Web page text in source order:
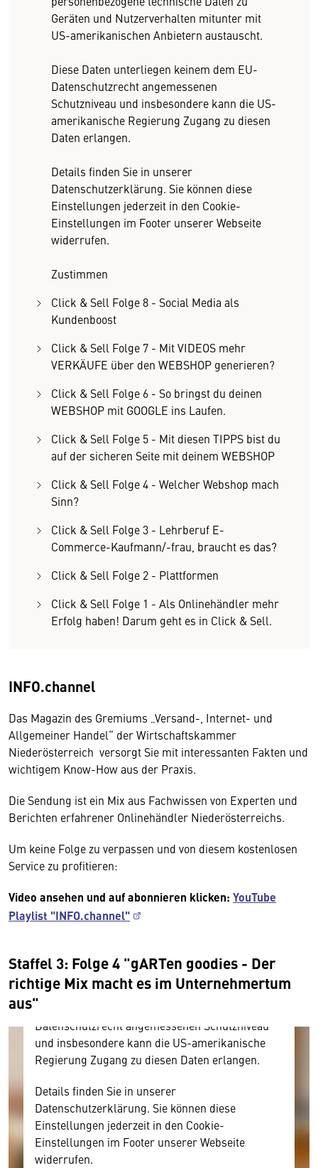
Geräten und Nutzerverhalten mitunter mit
US-amerikanischen Anbietern austauscht.
Diese Daten unterliegen keinem dem EU-
Datenschutzrecht angemessenen
Schutzniveau und insbesondere kann die US-
amerikanische Regierung Zugang zu diesen
Daten erlangen.
Details finden Sie in unserer
Datenschutzerklärung. Sie können diese
Einstellungen jederzeit in den Cookie-
Einstellungen im Footer unserer Webseite
widerrufen.
Zustimmen
Click & Sell Folge 8 - Social Media als
Kundenboost
Click & Sell Folge 7 - Mit VIDEOS mehr
VERKÄUFE über den WEBSHOP generieren?
Click & Sell Folge 6 - So bringst du deinen
WEBSHOP mit GOOGLE ins Laufen.
Click & Sell Folge 5 - Mit diesen TIPPS bist du
auf der sicheren Seite mit deinem WEBSHOP
Click & Sell Folge 4 - Welcher Webshop mach
Sinn?
Click & Sell Folge 3 - Lehrberuf E-
Commerce-Kaufmann/-frau, braucht es das?
Click & Sell Folge 2 - Plattformen
Click & Sell Folge 1 - Als Onlinehändler mehr
Erfolg haben! Darum geht es in Click & Sell.
INFO.channel
Das Magazin des Gremiums „Versand-, Internet- und
Allgemeiner Handel“ der Wirtschaftskammer
Niederösterreich versorgt Sie mit interessanten Fakten und
wichtigem Know-How aus der Praxis.
Die Sendung ist ein Mix aus Fachwissen von Experten und
Berichten erfahrener Onlinehändler Niederösterreichs.
Um keine Folge zu verpassen und von diesem kostenlosen
Service zu profitieren:
Video ansehen und auf abonnieren klicken: YouTube
Playlist "INFO.channel"
Staffel 3: Folge 4 "gARTen goodies - Der
richtige Mix macht es im Unternehmertum
aus"
Wir benötigen Ihre Zustimmung
Hier würden wir Ihnen gerne einen externen
Inhalt anzeigen. Dafür benötigen wir allerdings
personenbezogene technische Daten zu Geräten
und Nutzerverhalten mitunter mit US-
amerikanischen Anbietern austauscht.
Datenschutzrecht angemessenen Schutzniveau
und insbesondere kann die US-amerikanische
Regierung Zugang zu diesen Daten erlangen.
Details finden Sie in unserer
Datenschutzerklärung. Sie können diese
Einstellungen jederzeit in den Cookie-
Einstellungen im Footer unserer Webseite
widerrufen.